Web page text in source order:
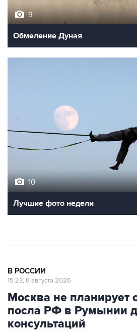
9
Обмеление Дуная
10
Лучшие фото недели
В РОССИИ
15:23, 6 августа 2026
Москва не планирует
посла РФ в Румынии
консультаций